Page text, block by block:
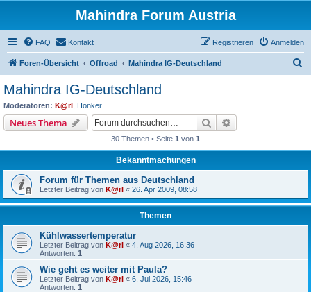
Mahindra Forum Austria
FAQ Kontakt Anmelden
Registrieren
Foren-Übersicht Offroad Mahindra IG-Deutschland
Mahindra IG-Deutschland
Moderatoren: K@rl Honker
Neues Thema Suche
30 Themen • Seite 1 von 1
Bekanntmachungen
Forum für Themen aus Deutschland
Letzter Beitrag von K@rl « 26. Apr 2009, 08:58
Themen
Kühlwassertemperatur
Letzter Beitrag von K@rl « 4. Aug 2026, 16:36
Antworten: 1
Wie geht es weiter mit Paula?
Letzter Beitrag von K@rl « 6. Jul 2026, 15:46
Antworten: 1